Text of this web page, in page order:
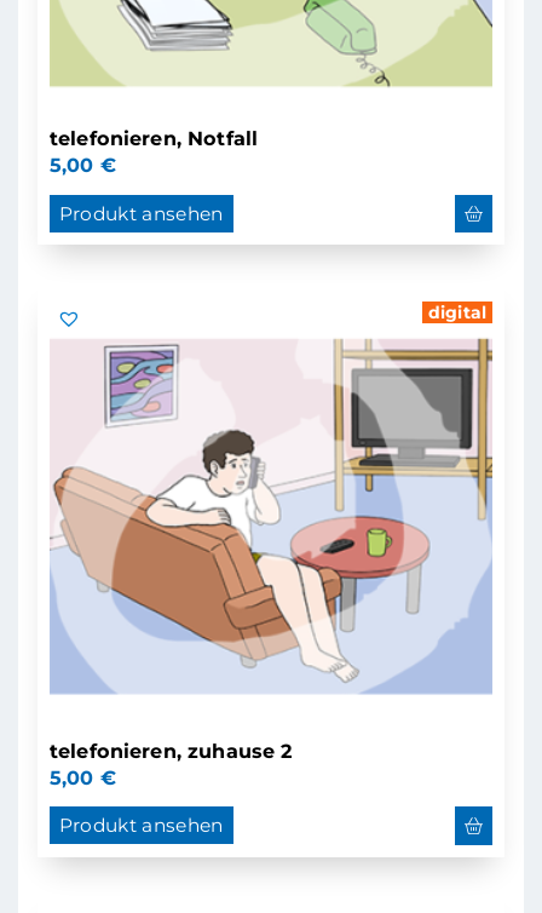
telefonieren, Notfall
5,00 €
Produkt ansehen
digital
telefonieren, zuhause 2
5,00 €
Produkt ansehen